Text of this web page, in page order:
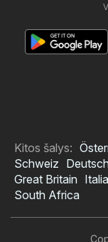
Kitos šalys:
Schweiz
Great Britain Italia
South Africa